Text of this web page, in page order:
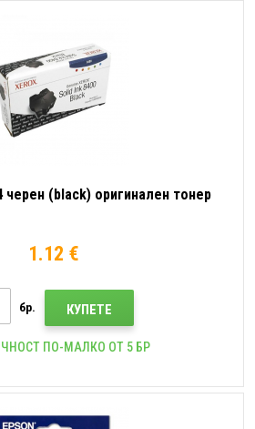
черен (black) оригинален тонер
1.12 €
бр. КУПЕТЕ
ПО-МАЛКО ОТ 5 БР